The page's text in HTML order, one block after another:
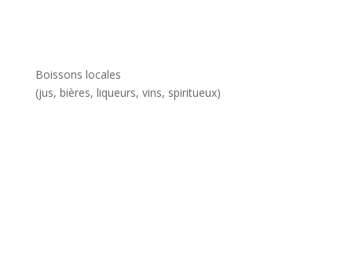
Boissons locales
(jus, bières, liqueurs, vins, spiritueux)